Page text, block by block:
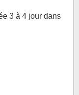
3 à 4 jour dans